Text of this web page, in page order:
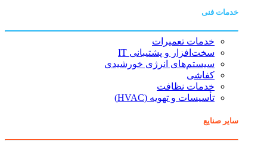
خدمات فنی
خدمات تعمیرات
سخت‌افزار و پشتیبانی IT
سیستم‌های انرژی خورشیدی
کفاشی
خدمات نظافت
تأسیسات و تهویه (HVAC)
سایر صنایع